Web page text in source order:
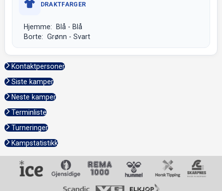
DRAKTFARGER
Hjemme: Blå - Blå
Borte: Grønn - Svart
Kontaktpersoner
Siste kamper
Neste kamper
Terminliste
Turneringer
Kampstatistikk